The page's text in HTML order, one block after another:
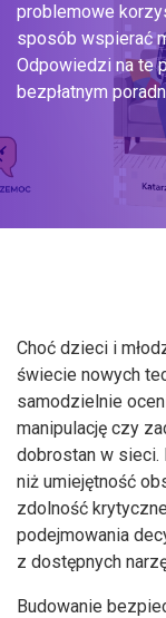
problemowe
sposób wspierać
Odpowiedzi na te
bezpłatnym
Choć dzieci i
świecie nowych
samodzielnie
manipulację czy
dobrostan w sieci.
niż umiejętność
zdolność
podejmowania
z dostępnych
Budowanie